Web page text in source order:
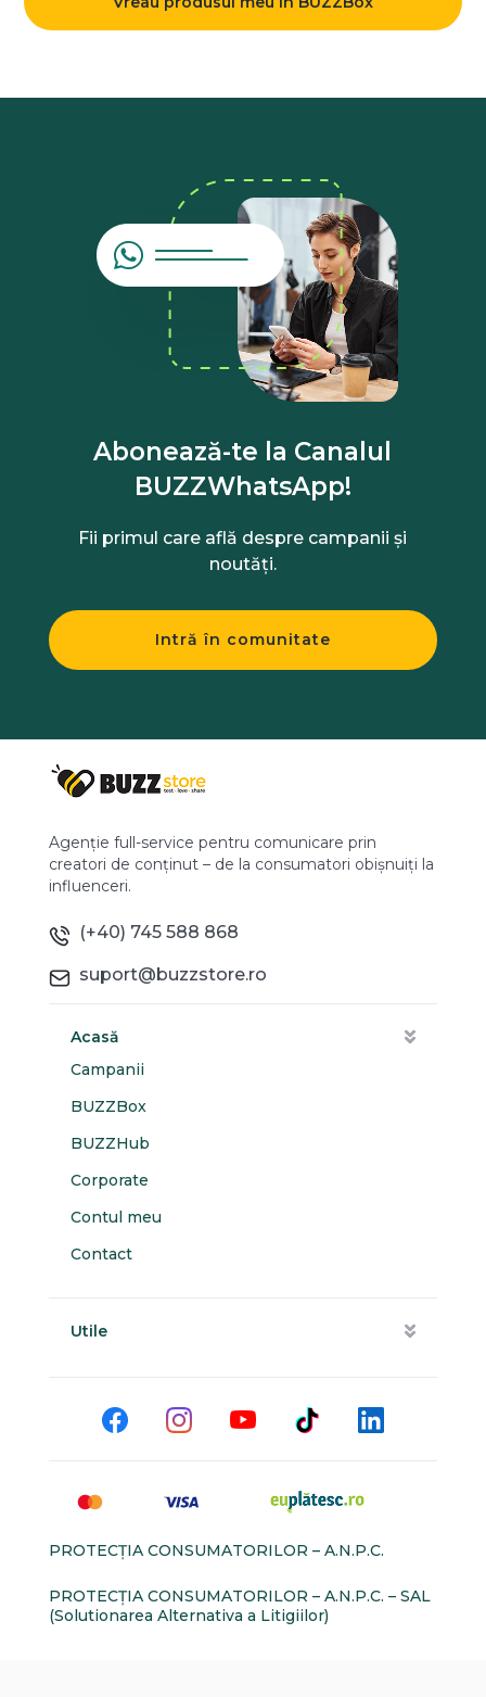
Abonează-te la Canalul
BUZZWhatsApp!
Fii primul care află despre campanii și
noutăți.
Intră în comunitate
Agenție full-service pentru comunicare prin
creatori de conținut – de la consumatori obișnuiți la
influenceri.
(+40) 745 588 868
suport@buzzstore.ro
Acasă
Campanii
BUZZBox
BUZZHub
Corporate
Contul meu
Contact
Utile
PROTECŢIA CONSUMATORILOR – A.N.P.C.
PROTECŢIA CONSUMATORILOR – A.N.P.C. – SAL
(Solutionarea Alternativa a Litigiilor)